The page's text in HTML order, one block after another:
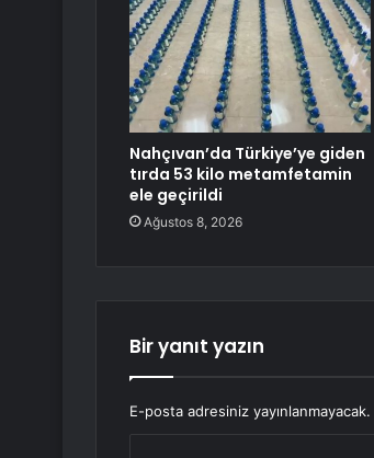
Nahçıvan’da Türkiye’ye giden
tırda 53 kilo metamfetamin
ele geçirildi
Ağustos 8, 2026
Bir yanıt yazın
E-posta adresiniz yayınlanmayacak.